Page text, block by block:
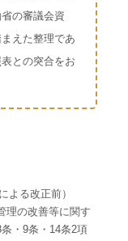
の審議会資
えた整理であ
との突合をお
よる改正前）
理の改善等に関す
・9条・14条2項